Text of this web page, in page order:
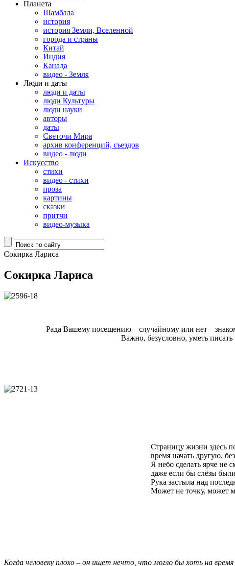
Планета
Шамбала
история
история Земли, Вселенной
города и страны
Китай
Индия
Канада
видео - Земля
Люди и даты
люди и даты
люди Культуры
люди науки
авторы
даты
Светочи Мира
архив конференций, съездов
видео - люди
Искусство
стихи
видео - стихи
проза
картины
сказки
притчи
видео-музыка
Сокирка Лариса
Сокирка Лариса
Рада Вашему посещению – случайному или нет –
Важно, безусловно, уметь
Страницу жизни здесь
время начать другую,
Я небо сделать ярче не
даже если бы слёзы
Рука застыла над
Может не точку, может
Когда человеку плохо – он ищет нечто, что могло бы хоть на